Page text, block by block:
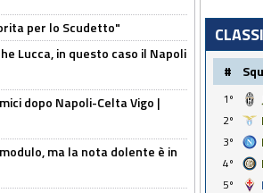
per lo Scudetto"
Lucca, in questo caso il Napoli
dopo Napoli-Celta Vigo |
ma la nota dolente è in
#
1º
2º
3º
4º
5º